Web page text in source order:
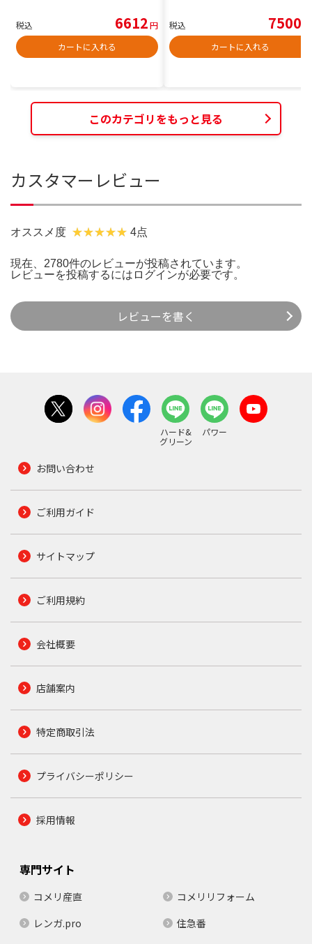
税込 6612円
カートに入れる
税込 7500
カートに入れる
このカテゴリをもっと見る
カスタマーレビュー
オススメ度 4点
現在、2780件のレビューが投稿されています。
レビューを投稿するには ログインが必要です。
レビューを書く
ハード&
グリーン
パワー
お問い合わせ
ご利用ガイド
サイトマップ
ご利用規約
会社概要
店舗案内
特定商取引法
プライバシーポリシー
採用情報
専門サイト
コメリ産直
コメリリフォーム
レンガ.pro
住急番